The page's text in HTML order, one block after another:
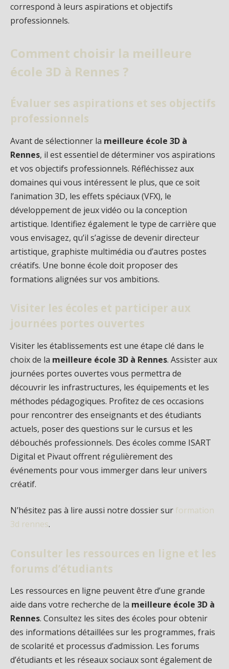
correspond à leurs aspirations et objectifs
professionnels.
Comment choisir la meilleure
école 3D à Rennes ?
Évaluer ses aspirations et ses objectifs
professionnels
Avant de sélectionner la meilleure école 3D à
Rennes, il est essentiel de déterminer vos aspirations
et vos objectifs professionnels. Réfléchissez aux
domaines qui vous intéressent le plus, que ce soit
l’animation 3D, les effets spéciaux (VFX), le
développement de jeux vidéo ou la conception
artistique. Identifiez également le type de carrière que
vous envisagez, qu’il s’agisse de devenir directeur
artistique, graphiste multimédia ou d’autres postes
créatifs. Une bonne école doit proposer des
formations alignées sur vos ambitions.
Visiter les écoles et participer aux
journées portes ouvertes
Visiter les établissements est une étape clé dans le
choix de la meilleure école 3D à Rennes. Assister aux
journées portes ouvertes vous permettra de
découvrir les infrastructures, les équipements et les
méthodes pédagogiques. Profitez de ces occasions
pour rencontrer des enseignants et des étudiants
actuels, poser des questions sur le cursus et les
débouchés professionnels. Des écoles comme ISART
Digital et Pivaut offrent régulièrement des
événements pour vous immerger dans leur univers
créatif.
N’hésitez pas à lire aussi notre dossier sur formation
3d rennes.
Consulter les ressources en ligne et les
forums d’étudiants
Les ressources en ligne peuvent être d’une grande
aide dans votre recherche de la meilleure école 3D à
Rennes. Consultez les sites des écoles pour obtenir
des informations détaillées sur les programmes, frais
de scolarité et processus d’admission. Les forums
d’étudiants et les réseaux sociaux sont également de